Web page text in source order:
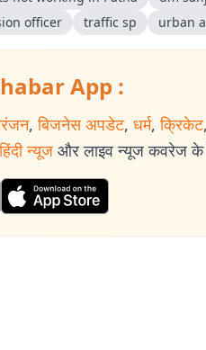
officer
traffic sp urban
App :
, बिजनेस अपडेट, धर्म, क्रिकेट,
हिंदी न्यूज और लाइव न्यूज कवरेज के